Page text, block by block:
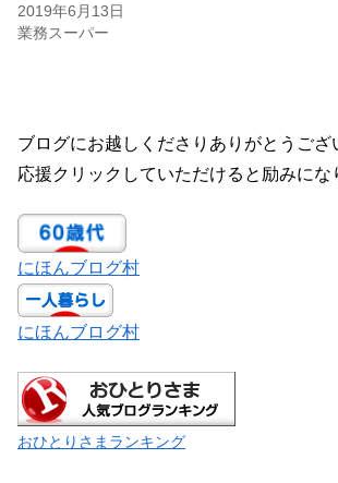
2019年6月13日
業務スーパー
ブログにお越しくださりありがとうござ
応援クリックしていただけると励みにな
にほんブログ村
にほんブログ村
おひとりさまランキング